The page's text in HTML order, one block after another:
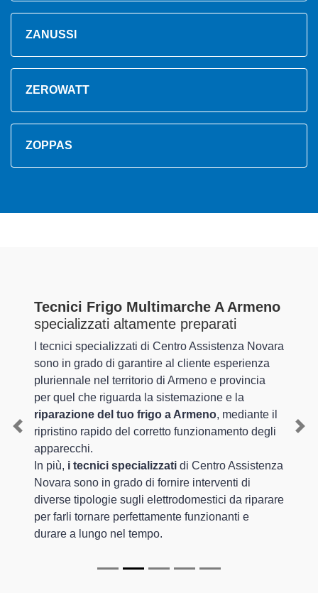
ZANUSSI
ZEROWATT
ZOPPAS
Tecnici Frigo Multimarche A Armeno
specializzati altamente preparati
I tecnici specializzati di Centro Assistenza Novara
sono in grado di garantire al cliente esperienza
pluriennale nel territorio di Armeno e provincia
per quel che riguarda la sistemazione e la
riparazione del tuo frigo a Armeno, mediante il
ripristino rapido del corretto funzionamento degli
apparecchi.
In più, i tecnici specializzati di Centro Assistenza
Novara sono in grado di fornire interventi di
diverse tipologie sugli elettrodomestici da riparare
per farli tornare perfettamente funzionanti e
durare a lungo nel tempo.
Previous